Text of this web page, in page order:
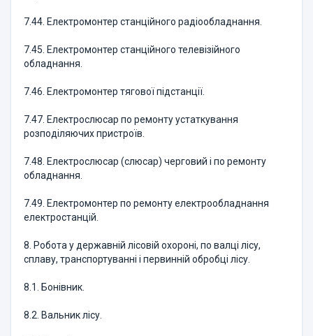
7.44. Електромонтер станційного радіообладнання.
7.45. Електромонтер станційного телевізійного
обладнання.
7.46. Електромонтер тягової підстанції.
7.47. Електрослюсар по ремонту устаткування
розподіляючих пристроїв.
7.48. Електрослюсар (слюсар) черговий і по ремонту
обладнання.
7.49. Електромонтер по ремонту електрообладнання
електростанцій.
8. Робота у державній лісовій охороні, по валці лісу,
сплаву, транспортуванні і первинній обробці лісу.
8.1. Бонівник.
8.2. Вальник лісу.